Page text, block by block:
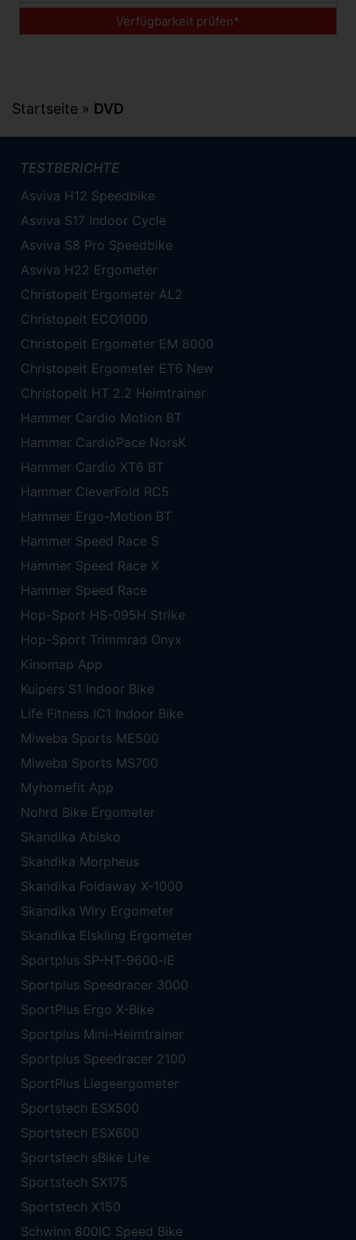
Verfügbarkeit prüfen*
Startseite » DVD
TESTBERICHTE
Asviva H12 Speedbike
Asviva S17 Indoor Cycle
Asviva S8 Pro Speedbike
Asviva H22 Ergometer
Christopeit Ergometer AL2
Christopeit ECO1000
Christopeit Ergometer EM 8000
Christopeit Ergometer ET6 New
Christopeit HT 2.2 Heimtrainer
Hammer Cardio Motion BT
Hammer CardioPace NorsK
Hammer Cardio XT6 BT
Hammer CleverFold RC5
Hammer Ergo-Motion BT
Hammer Speed Race S
Hammer Speed Race X
Hammer Speed Race
Hop-Sport HS-095H Strike
Hop-Sport Trimmrad Onyx
Kinomap App
Kuipers S1 Indoor Bike
Life Fitness IC1 Indoor Bike
Miweba Sports ME500
Miweba Sports MS700
Myhomefit App
Nohrd Bike Ergometer
Skandika Abisko
Skandika Morpheus
Skandika Foldaway X-1000
Skandika Wiry Ergometer
Skandika Elskling Ergometer
Sportplus SP-HT-9600-iE
Sportplus Speedracer 3000
SportPlus Ergo X-Bike
Sportplus Mini-Heimtrainer
Sportplus Speedracer 2100
SportPlus Liegeergometer
Sportstech ESX500
Sportstech ESX600
Sportstech sBike Lite
Sportstech SX175
Sportstech X150
Schwinn 800IC Speed Bike